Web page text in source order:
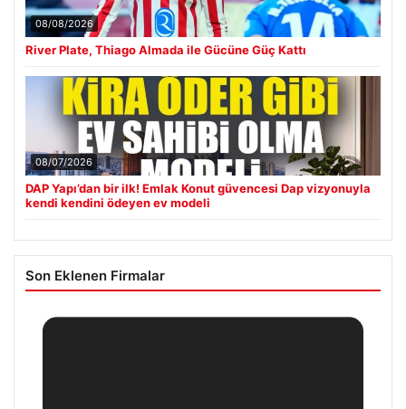
08/08/2026
River Plate, Thiago Almada ile Gücüne Güç Kattı
08/07/2026
DAP Yapı’dan bir ilk! Emlak Konut güvencesi Dap vizyonuyla
kendi kendini ödeyen ev modeli
Son Eklenen Firmalar